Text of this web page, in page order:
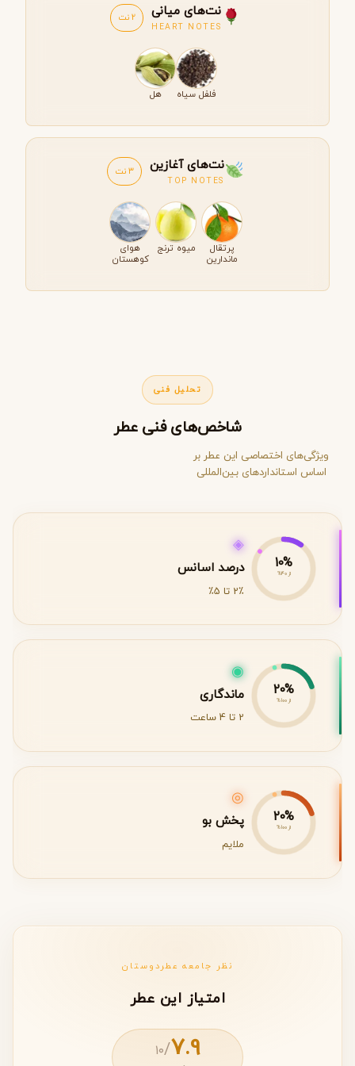
نت‌های میانی
HEART NOTES
2 نت
فلفل سیاه هل
نت‌های آغازین
TOP NOTES
3 نت
پرتقال
ماندارین
میوه ترنج
هوای
کوهستان
تحلیل فنی
شاخص‌های فنی عطر
ویژگی‌های اختصاصی این عطر بر
اساس استانداردهای بین‌المللی
10%
از 40%
◈
درصد اسانس
2٪ تا 5٪
20%
از 100%
◉
ماندگاری
2 تا 4 ساعت
20%
از 100%
◎
پخش بو
ملایم
نظر جامعه عطردوستان
امتیاز این عطر
7.9
/۱۰